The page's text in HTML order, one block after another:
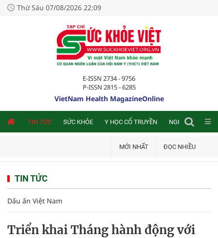
Thứ Sáu 07/08/2026 22:09
E-ISSN 2734 - 9756
P-ISSN 2815 - 6285
VietNam Health MagazineOnline
TIN TỨC SỨC KHỎE Y HỌC CỔ TRUYỀN NGHIÊN CỨU
MỚI NHẤT ĐỌC NHIỀU
TIN TỨC
Dấu ấn Việt Nam
Triển khai Tháng hành động với